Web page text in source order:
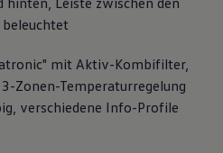
Kundenbetreuung
mit Aktiv-Kombifilter,
Zonen-Temperaturregelung
verschiedene Info-Profile